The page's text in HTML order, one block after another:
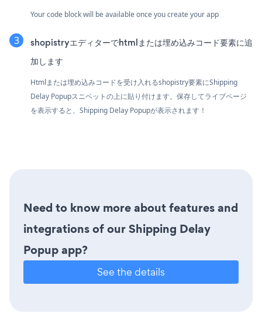
Your code block will be available once you create your app
shopistryエディターでhtmlまたは埋め込みコード要素に追
加します
Htmlまたは埋め込みコードを受け入れるshopistry要素にShipping
Delay Popupスニペットの上に貼り付けます。保存してライブページ
を表示すると、Shipping Delay Popupが表示されます！
Need to know more about features and
integrations of our Shipping Delay
Popup app?
See the details